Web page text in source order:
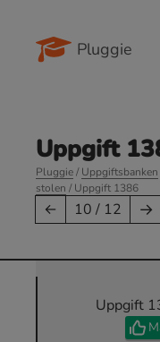
Pluggie
Uppgift
Pluggie/Uppgiftsbanken
stolen / Uppgift 1386
← 10 / 12 →
Uppgift